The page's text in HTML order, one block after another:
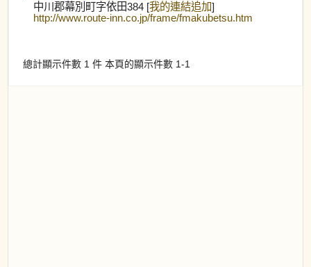
中川郡幕別町字依田384 [我的連結追加]
http://www.route-inn.co.jp/frame/fmakubetsu.htm
總計顯示件數 1 件 本頁的顯示件數 1-1